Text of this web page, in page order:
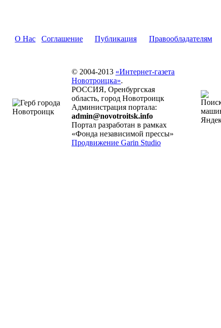
О Нас Соглашение Публикация Правообладателям
© 2004-2013 «Интернет-газета
Новотроицка».
РОССИЯ, Оренбургская
область, город Новотроицк
Администрация портала:
admin@novotroitsk.info
Портал разработан в рамках
«Фонда независимой прессы»
Продвижение Garin Studio